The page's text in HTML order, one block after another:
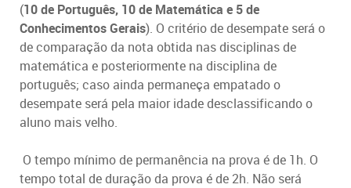
(10 de Português, 10 de Matemática e 5 de
Conhecimentos Gerais). O critério de desempate será o
de comparação da nota obtida nas disciplinas de
matemática e posteriormente na disciplina de
português; caso ainda permaneça empatado o
desempate será pela maior idade desclassificando o
aluno mais velho.
O tempo mínimo de permanência na prova é de 1h. O
tempo total de duração da prova é de 2h. Não será